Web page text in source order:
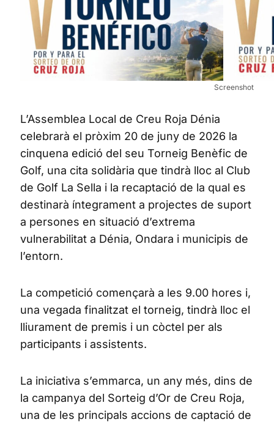
Screenshot
L’Assemblea Local de Creu Roja Dénia
celebrarà el pròxim 20 de juny de 2026 la
cinquena edició del seu Torneig Benèfic de
Golf, una cita solidària que tindrà lloc al Club
de Golf La Sella i la recaptació de la qual es
destinarà íntegrament a projectes de suport
a persones en situació d’extrema
vulnerabilitat a Dénia, Ondara i municipis de
l’entorn.
La competició començarà a les 9.00 hores i,
una vegada finalitzat el torneig, tindrà lloc el
lliurament de premis i un còctel per als
participants i assistents.
La iniciativa s’emmarca, un any més, dins de
la campanya del Sorteig d’Or de Creu Roja,
una de les principals accions de captació de